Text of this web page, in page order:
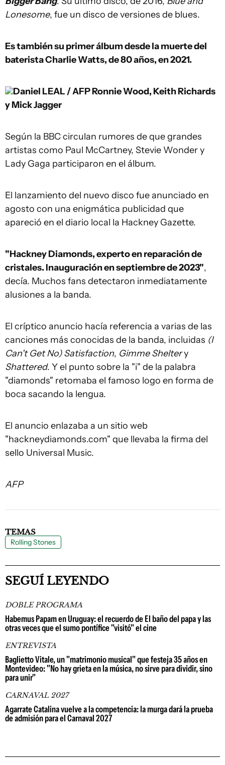
Lonesome, fue un disco de versiones de blues.
Es también su primer álbum desde la muerte del
baterista Charlie Watts, de 80 años, en 2021.
Daniel LEAL / AFPRonnie Wood, Keith Richards
y Mick Jagger
Según la BBC circulan rumores de que grandes
artistas como Paul McCartney, Stevie Wonder y
Lady Gaga participaron en el álbum.
El lanzamiento del nuevo disco fue anunciado en
agosto con una enigmática publicidad que
apareció en el diario local la Hackney Gazette.
"Hackney Diamonds, experto en reparación de
cristales. Inauguración en septiembre de 2023",
decía. Muchos fans detectaron inmediatamente
alusiones a la banda.
El críptico anuncio hacía referencia a varias de las
canciones más conocidas de la banda, incluidas (I
Can't Get No) Satisfaction, Gimme Sheltery
Shattered. Y el punto sobre la "i" de la palabra
"diamonds" retomaba el famoso logo en forma de
boca sacando la lengua.
El anuncio enlazaba a un sitio web
"hackneydiamonds.com" que llevaba la firma del
sello Universal Music.
AFP
TEMAS
Rolling Stones
SEGUÍ LEYENDO
DOBLE PROGRAMA
Habemus Papam en Uruguay: el recuerdo de El baño del papa y las
otras veces que el sumo pontífice "visitó" el cine
ENTREVISTA
Baglietto Vitale, un "matrimonio musical" que festeja 35 años en
Montevideo: "No hay grieta en la música, no sirve para dividir, sino
para unir"
CARNAVAL 2027
Agarrate Catalina vuelve a la competencia: la murga dará la prueba
de admisión para el Carnaval 2027